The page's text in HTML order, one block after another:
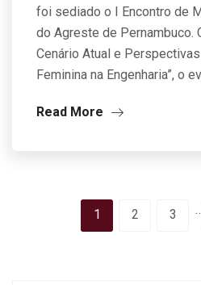
foi sediado o I Encontro de
do Agreste de Pernambuco.
Cenário Atual e
Feminina na Engenharia”, o
Read More
1 2 3